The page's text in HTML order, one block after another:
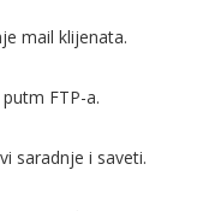
mail klijenata.
FTP-a.
saradnje i saveti.